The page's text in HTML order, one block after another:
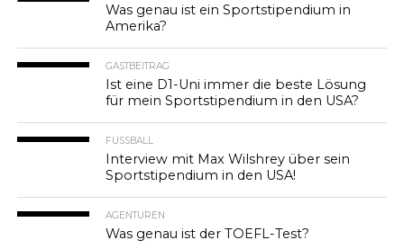
Was genau ist ein Sportstipendium in
Amerika?
GASTBEITRAG
Ist eine D1-Uni immer die beste Lösung
für mein Sportstipendium in den USA?
FUSSBALL
Interview mit Max Wilshrey über sein
Sportstipendium in den USA!
AGENTUREN
Was genau ist der TOEFL-Test?